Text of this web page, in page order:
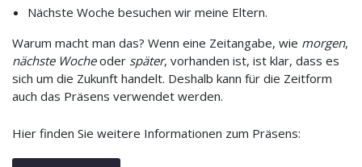
Nächste Woche besuchen wir meine Eltern.
Warum macht man das? Wenn eine Zeitangabe, wie morgen,
nächste Wocheoder später, vorhanden ist, ist klar, dass es
sich um die Zukunft handelt. Deshalb kann für die Zeitform
auch das Präsens verwendet werden.
Hier finden Sie weitere Informationen zum Präsens: